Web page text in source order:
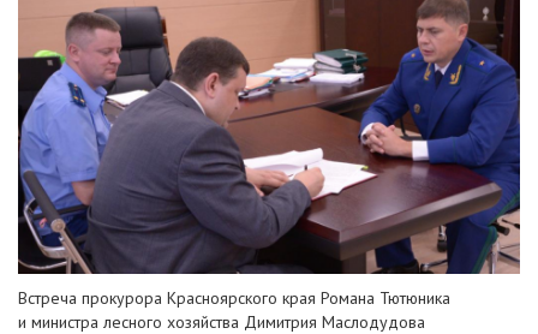
Встреча прокурора Красноярского края Романа Тютюника
и министра лесного хозяйства Димитрия Маслодудова